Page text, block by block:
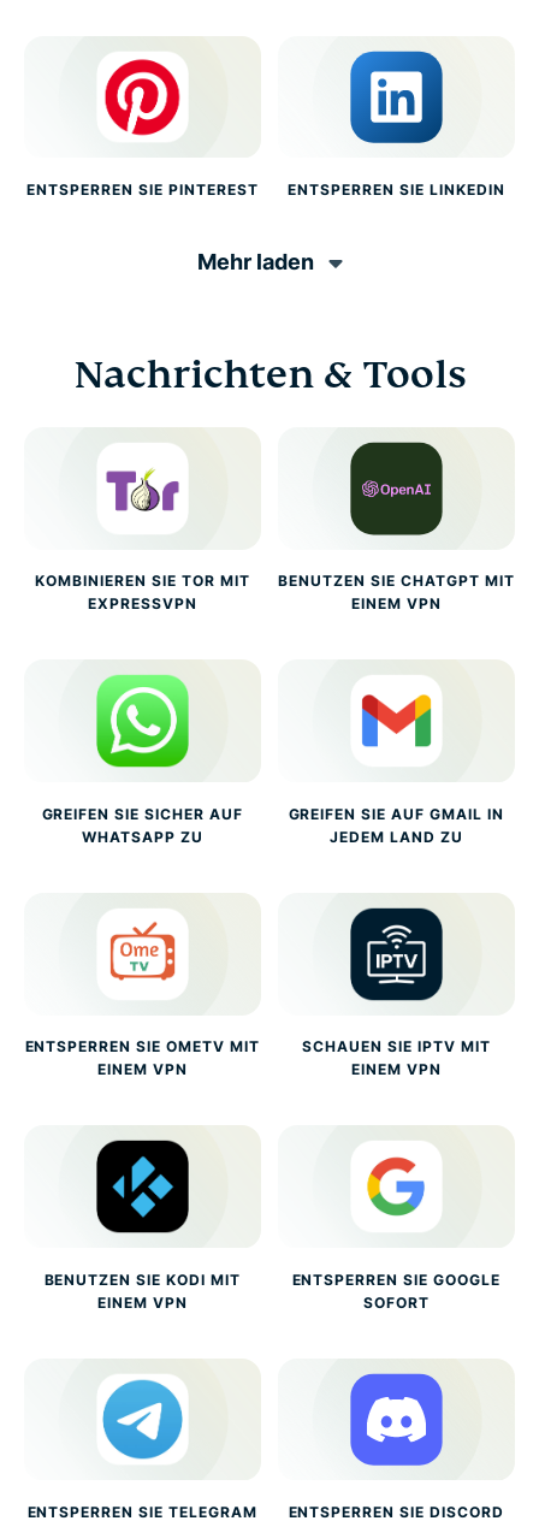
ENTSPERREN SIE PINTEREST ENTSPERREN SIE LINKEDIN
Mehr laden
Nachrichten & Tools
KOMBINIEREN SIE TOR MIT
EXPRESSVPN
BENUTZEN SIE CHATGPT MIT
EINEM VPN
GREIFEN SIE SICHER AUF
WHATSAPP ZU
GREIFEN SIE AUF GMAIL IN
JEDEM LAND ZU
ENTSPERREN SIE OMETV MIT
EINEM VPN
SCHAUEN SIE IPTV MIT
EINEM VPN
BENUTZEN SIE KODI MIT
EINEM VPN
ENTSPERREN SIE GOOGLE
SOFORT
ENTSPERREN SIE TELEGRAM ENTSPERREN SIE DISCORD